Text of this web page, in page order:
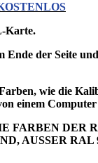
Karte.
Ende der Seite
wie die
einem
FARBEN DER
AUSSER RAL